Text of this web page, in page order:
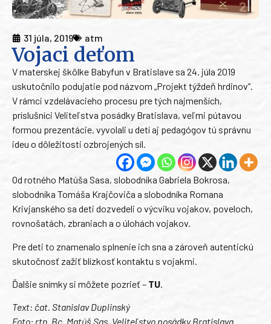
31 júla, 2019 atm
Vojaci deťom
V materskej škôlke Babyfun v Bratislave sa 24. júla 2019
uskutočnilo podujatie pod názvom „Projekt týždeň hrdinov“.
V rámci vzdelávacieho procesu pre tých najmenších,
príslušníci Veliteľstva posádky Bratislava, veľmi pútavou
formou prezentácie, vyvolali u detí aj pedagógov tú správnu
ideu o dôležitosti ozbrojených síl.
Od rotného Matúša Sasa, slobodníka Gabriela Bokrosa,
slobodníka Tomáša Krajčoviča a slobodníka Romana
Krivjanského sa deti dozvedeli o výcviku vojakov, poveloch,
rovnošatách, zbraniach a o úlohách vojakov.
Pre deti to znamenalo splnenie ich sna a zároveň autentickú
skutočnosť zažiť blízkosť kontaktu s vojakmi.
Ďalšie snímky si môžete pozrieť – TU.
Text: čat. Stanislav Duplinský
Foto: rtn. Bc. Matúš Sas, Veliteľstvo posádky Bratislava